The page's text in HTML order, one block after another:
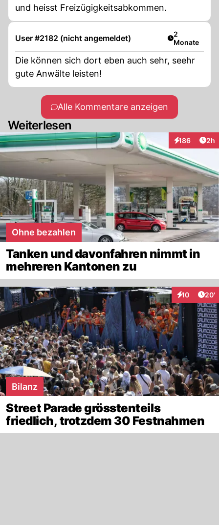
und heisst Freizügigkeitsabkommen.
User #2182 (nicht angemeldet) Artikel
2
Monate
Die können sich dort eben auch sehr, seehr
gute Anwälte leisten!
Alle Kommentare anzeigen
Weiterlesen
186
Interaktionen
2h
Ohne bezahlen
Tanken und davonfahren nimmt in
mehreren Kantonen zu
10
Interaktionen
20'
Bilanz
Street Parade grösstenteils
friedlich, trotzdem 30 Festnahmen